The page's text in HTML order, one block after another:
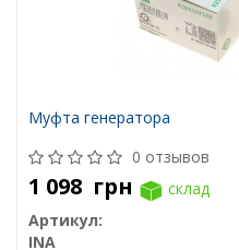
Муфта генератора
0 отзывов
1 098 грн
склад
Артикул:
INA